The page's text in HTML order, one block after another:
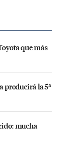
que más
producirá la 5ª
mucha